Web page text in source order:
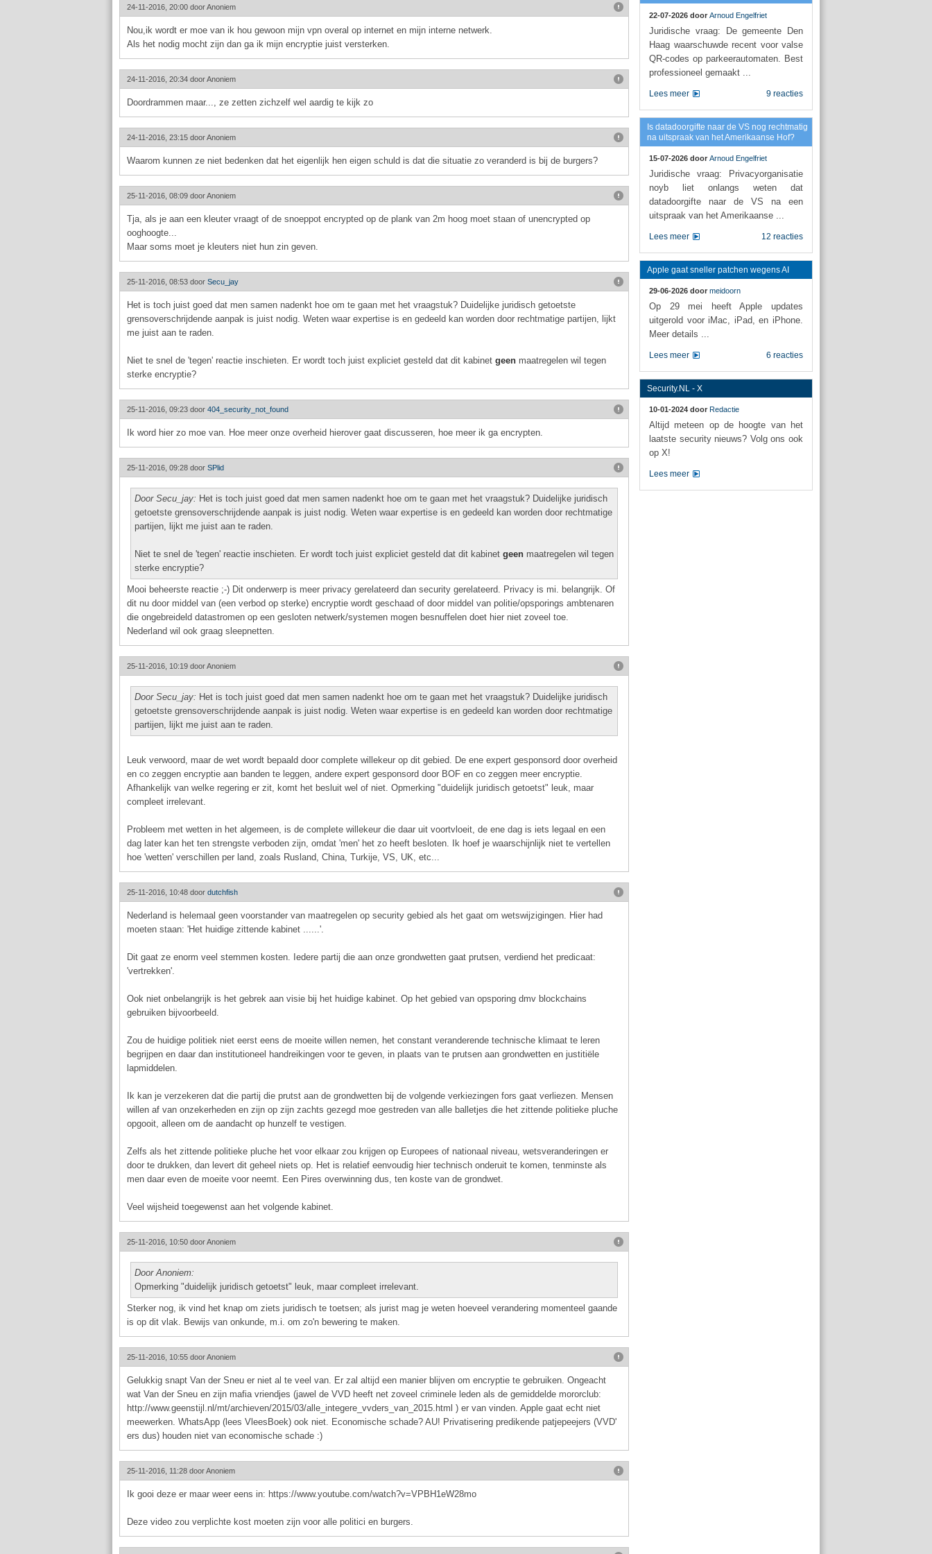
24-11-2016, 20:00 doorAnoniem
Nou,ik wordt er moe van ik hou gewoon mijn vpn overal op internet en mijn interne netwerk.
Als het nodig mocht zijn dan ga ik mijn encryptie juist versterken.
24-11-2016, 20:34 doorAnoniem
Doordrammen maar..., ze zetten zichzelf wel aardig te kijk zo
24-11-2016, 23:15 doorAnoniem
Waarom kunnen ze niet bedenken dat het eigenlijk hen eigen schuld is dat die situatie zo veranderd is bij de burgers?
25-11-2016, 08:09 doorAnoniem
Tja, als je aan een kleuter vraagt of de snoeppot encrypted op de plank van 2m hoog moet staan of unencrypted op
ooghoogte...
Maar soms moet je kleuters niet hun zin geven.
25-11-2016, 08:53 door Secu_jay
Het is toch juist goed dat men samen nadenkt hoe om te gaan met het vraagstuk? Duidelijke juridisch getoetste
grensoverschrijdende aanpak is juist nodig. Weten waar expertise is en gedeeld kan worden door rechtmatige partijen, lijkt
me juist aan te raden.
Niet te snel de 'tegen' reactie inschieten. Er wordt toch juist expliciet gesteld dat dit kabinet geen maatregelen wil tegen
sterke encryptie?
25-11-2016, 09:23 door 404_security_not_found
Ik word hier zo moe van. Hoe meer onze overheid hierover gaat discusseren, hoe meer ik ga encrypten.
25-11-2016, 09:28 door SPlid
Door Secu_jay: Het is toch juist goed dat men samen nadenkt hoe om te gaan met het vraagstuk? Duidelijke juridisch
getoetste grensoverschrijdende aanpak is juist nodig. Weten waar expertise is en gedeeld kan worden door rechtmatige
partijen, lijkt me juist aan te raden.
Niet te snel de 'tegen' reactie inschieten. Er wordt toch juist expliciet gesteld dat dit kabinet geen maatregelen wil tegen
sterke encryptie?
Mooi beheerste reactie ;-) Dit onderwerp is meer privacy gerelateerd dan security gerelateerd. Privacy is mi. belangrijk. Of
dit nu door middel van (een verbod op sterke) encryptie wordt geschaad of door middel van politie/opsporings ambtenaren
die ongebreideld datastromen op een gesloten netwerk/systemen mogen besnuffelen doet hier niet zoveel toe.
Nederland wil ook graag sleepnetten.
25-11-2016, 10:19 doorAnoniem
Door Secu_jay: Het is toch juist goed dat men samen nadenkt hoe om te gaan met het vraagstuk? Duidelijke juridisch
getoetste grensoverschrijdende aanpak is juist nodig. Weten waar expertise is en gedeeld kan worden door rechtmatige
partijen, lijkt me juist aan te raden.
Leuk verwoord, maar de wet wordt bepaald door complete willekeur op dit gebied. De ene expert gesponsord door overheid
en co zeggen encryptie aan banden te leggen, andere expert gesponsord door BOF en co zeggen meer encryptie.
Afhankelijk van welke regering er zit, komt het besluit wel of niet. Opmerking "duidelijk juridisch getoetst" leuk, maar
compleet irrelevant.
Probleem met wetten in het algemeen, is de complete willekeur die daar uit voortvloeit, de ene dag is iets legaal en een
dag later kan het ten strengste verboden zijn, omdat 'men' het zo heeft besloten. Ik hoef je waarschijnlijk niet te vertellen
hoe 'wetten' verschillen per land, zoals Rusland, China, Turkije, VS, UK, etc...
25-11-2016, 10:48 door dutchfish
Nederland is helemaal geen voorstander van maatregelen op security gebied als het gaat om wetswijzigingen. Hier had
moeten staan: 'Het huidige zittende kabinet ......'.
Dit gaat ze enorm veel stemmen kosten. Iedere partij die aan onze grondwetten gaat prutsen, verdiend het predicaat:
'vertrekken'.
Ook niet onbelangrijk is het gebrek aan visie bij het huidige kabinet. Op het gebied van opsporing dmv blockchains
gebruiken bijvoorbeeld.
Zou de huidige politiek niet eerst eens de moeite willen nemen, het constant veranderende technische klimaat te leren
begrijpen en daar dan institutioneel handreikingen voor te geven, in plaats van te prutsen aan grondwetten en justitiële
lapmiddelen.
Ik kan je verzekeren dat die partij die prutst aan de grondwetten bij de volgende verkiezingen fors gaat verliezen. Mensen
willen af van onzekerheden en zijn op zijn zachts gezegd moe gestreden van alle balletjes die het zittende politieke pluche
opgooit, alleen om de aandacht op hunzelf te vestigen.
Zelfs als het zittende politieke pluche het voor elkaar zou krijgen op Europees of nationaal niveau, wetsveranderingen er
door te drukken, dan levert dit geheel niets op. Het is relatief eenvoudig hier technisch onderuit te komen, tenminste als
men daar even de moeite voor neemt. Een Pires overwinning dus, ten koste van de grondwet.
Veel wijsheid toegewenst aan het volgende kabinet.
25-11-2016, 10:50 doorAnoniem
Door Anoniem:
Opmerking "duidelijk juridisch getoetst" leuk, maar compleet irrelevant.
Sterker nog, ik vind het knap om ziets juridisch te toetsen; als jurist mag je weten hoeveel verandering momenteel gaande
is op dit vlak. Bewijs van onkunde, m.i. om zo'n bewering te maken.
25-11-2016, 10:55 doorAnoniem
Gelukkig snapt Van der Sneu er niet al te veel van. Er zal altijd een manier blijven om encryptie te gebruiken. Ongeacht
wat Van der Sneu en zijn mafia vriendjes (jawel de VVD heeft net zoveel criminele leden als de gemiddelde mororclub:
http://www.geenstijl.nl/mt/archieven/2015/03/alle_integere_vvders_van_2015.html ) er van vinden. Apple gaat echt niet
meewerken. WhatsApp (lees VleesBoek) ook niet. Economische schade? AU! Privatisering predikende patjepeejers (VVD'
ers dus) houden niet van economische schade :)
25-11-2016, 11:28 doorAnoniem
Ik gooi deze er maar weer eens in: https://www.youtube.com/watch?v=VPBH1eW28mo
Deze video zou verplichte kost moeten zijn voor alle politici en burgers.
22-07-2026 door Arnoud Engelfriet
Juridische vraag: De gemeente Den
Haag waarschuwde recent voor valse
QR-codes op parkeerautomaten. Best
professioneel gemaakt ...
9 reacties
Lees meer
Is datadoorgifte naar de VS nog rechtmatig
na uitspraak van het Amerikaanse Hof?
15-07-2026 door Arnoud Engelfriet
Juridische vraag: Privacyorganisatie
noyb liet onlangs weten dat
datadoorgifte naar de VS na een
uitspraak van het Amerikaanse ...
12 reacties
Lees meer
Apple gaat sneller patchen wegens AI
29-06-2026 door meidoorn
Op 29 mei heeft Apple updates
uitgerold voor iMac, iPad, en iPhone.
Meer details ...
6 reacties
Lees meer
Security.NL - X
10-01-2024 door Redactie
Altijd meteen op de hoogte van het
laatste security nieuws? Volg ons ook
op X!
Lees meer